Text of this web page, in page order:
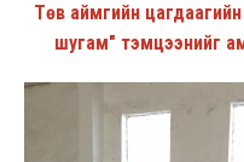
Төв аймгийн
шугам" тэмцээнийг